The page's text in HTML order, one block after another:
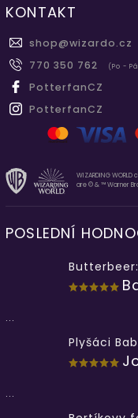
KONTAKT
shop@wizardo.cz
770 350 762
(Po -
PotterfanCZ
PotterfanCZ
WIZARDING
are © & ™ Warner
POSLEDNÍ
...
Plyšáci
...